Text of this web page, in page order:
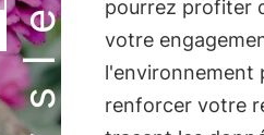
pourrez profiter
votre
l'environnement
renforcer votre